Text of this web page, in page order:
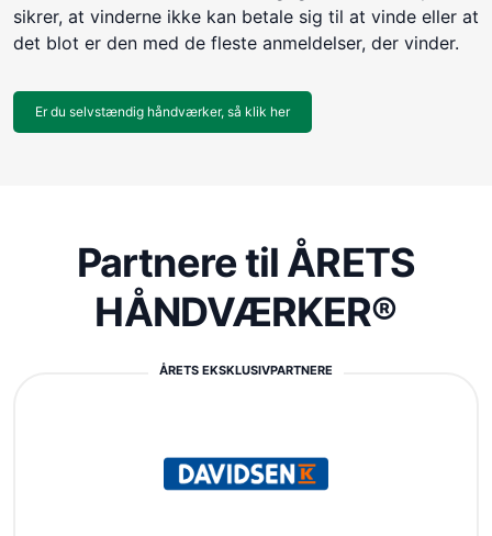
sikrer, at vinderne ikke kan betale sig til at vinde eller at
det blot er den med de fleste anmeldelser, der vinder.
Er du selvstændig håndværker, så klik her
Partnere til ÅRETS
HÅNDVÆRKER®
ÅRETS EKSKLUSIVPARTNERE